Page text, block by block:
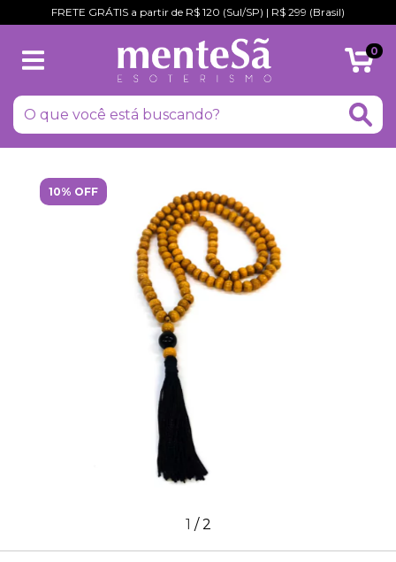
FRETE GRÁTIS a partir de R$ 120 (Sul/SP) | R$ 299 (Brasil)
0
10% OFF
1 /2